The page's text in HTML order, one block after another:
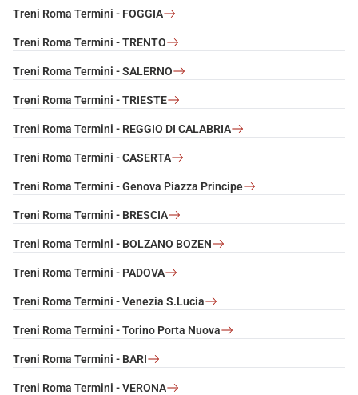
Treni Roma Termini - FOGGIA
Treni Roma Termini - TRENTO
Treni Roma Termini - SALERNO
Treni Roma Termini - TRIESTE
Treni Roma Termini - REGGIO DI CALABRIA
Treni Roma Termini - CASERTA
Treni Roma Termini - Genova Piazza Principe
Treni Roma Termini - BRESCIA
Treni Roma Termini - BOLZANO BOZEN
Treni Roma Termini - PADOVA
Treni Roma Termini - Venezia S.Lucia
Treni Roma Termini - Torino Porta Nuova
Treni Roma Termini - BARI
Treni Roma Termini - VERONA